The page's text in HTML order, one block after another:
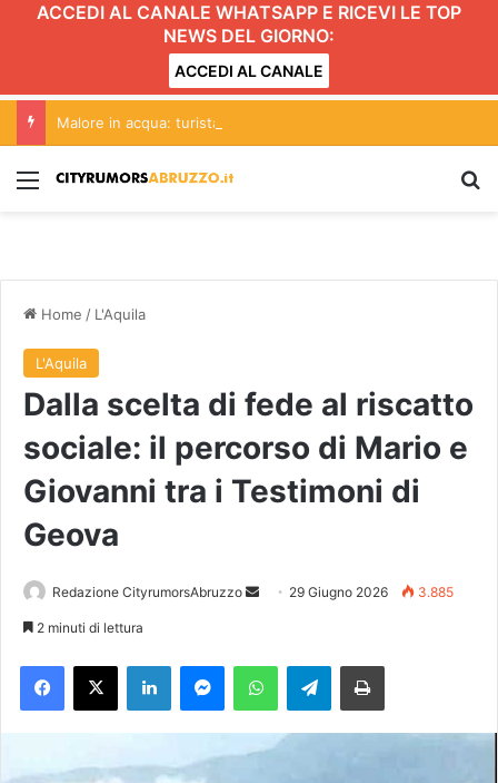
ACCEDI AL CANALE WHATSAPP E RICEVI LE TOP
NEWS DEL GIORNO:
ACCEDI AL CANALE
Malore in acqua: turista muore sulla spiaggia di Silvi
Menu
Home / L'Aquila
L'Aquila
Dalla scelta di fede al riscatto
sociale: il percorso di Mario e
Giovanni tra i Testimoni di
Geova
Redazione CityrumorsAbruzzo
a
n
29 Giugno 2026 3.885
2 minuti di lettura
Telegram